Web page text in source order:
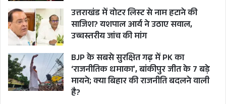
उत्तराखंड में वोटर लिस्ट से नाम हटाने की
साजिश? यशपाल आर्य ने उठाए सवाल,
उच्चस्तरीय जांच की मांग
BJP के सबसे सुरक्षित गढ़ में PK का
‘राजनीतिक धमाका’, बांकीपुर जीत के 7 बड़े
मायने; क्या बिहार की राजनीति बदलने वाली
है?